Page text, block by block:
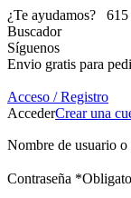
¿Te ayudamos?
615
Buscador
Síguenos
Envio gratis para
Acceso / Registro
AccederCrear una
Nombre de usuario
Contraseña *